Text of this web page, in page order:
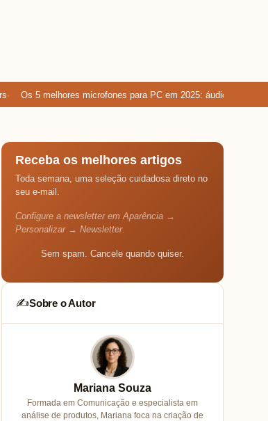
Os 5 melhores microfones para PC em 2025: áudio limpo para
Receba os melhores artigos
Toda semana, uma seleção cuidadosa direto no
seu e-mail.
Configure a newsletter em Aparência →
Personalizar → Newsletter.
Sem spam. Cancele quando quiser.
✍️Sobre o Autor
Mariana Souza
Formada em Comunicação e especialista em
análise de produtos, Mariana foca na criação de